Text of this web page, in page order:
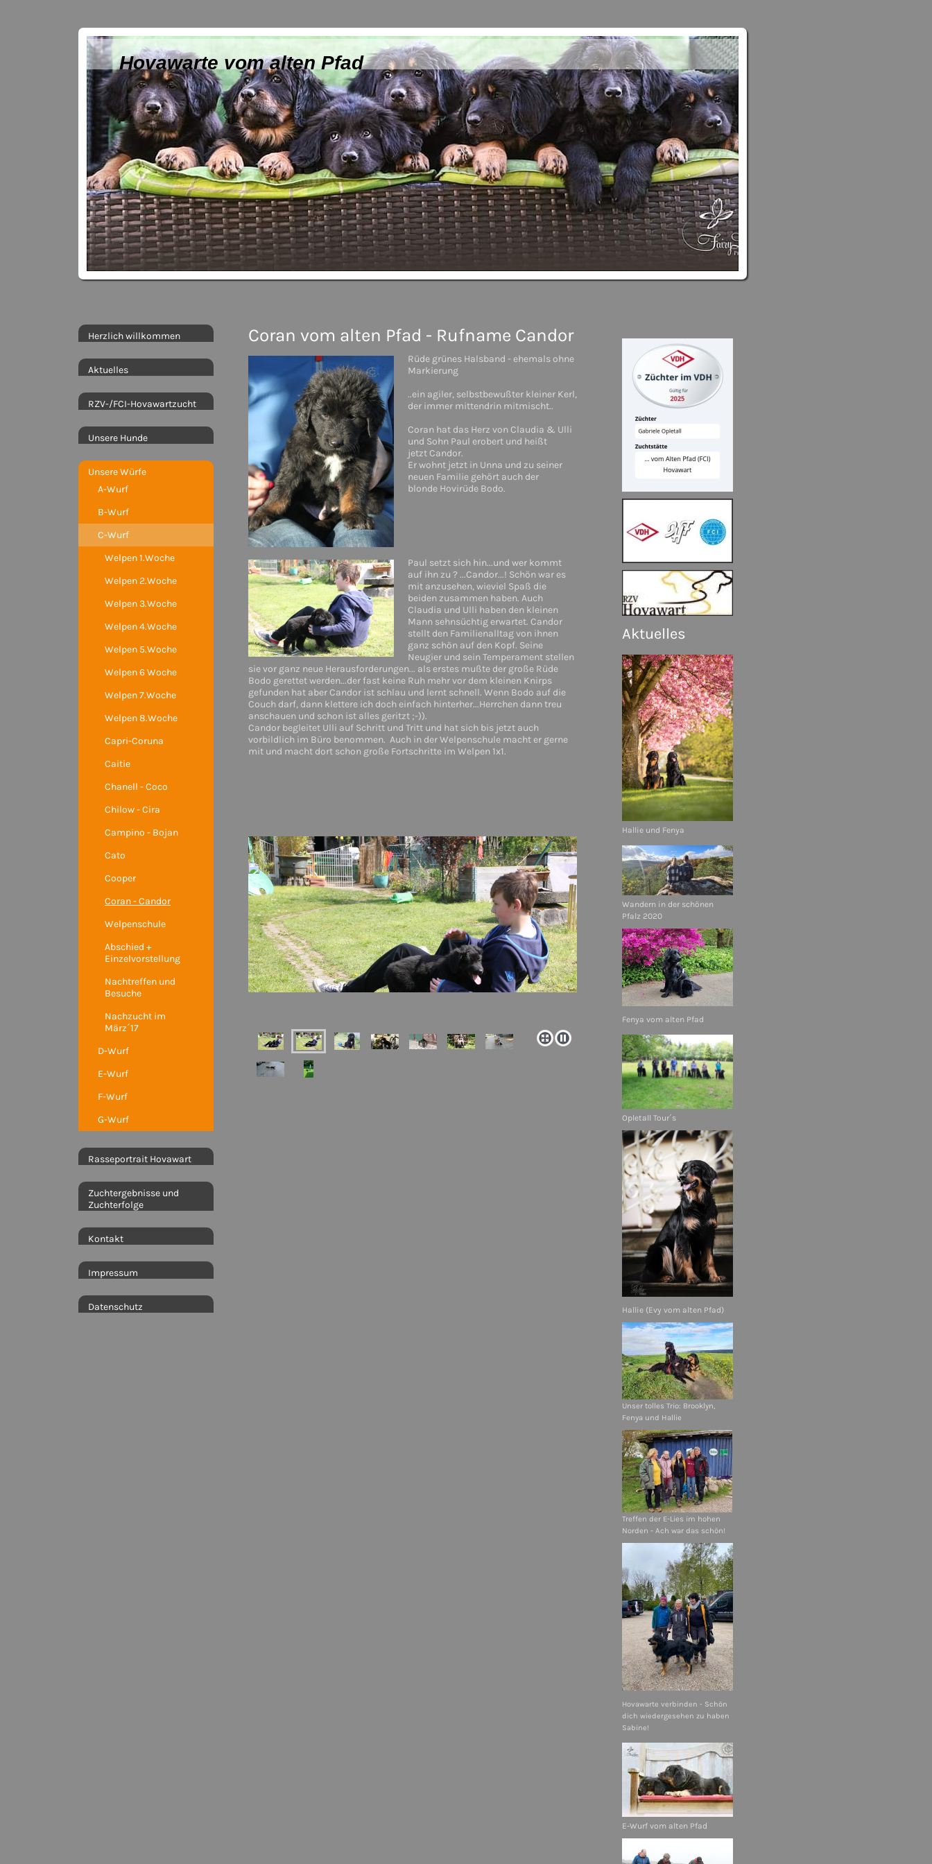
Hovawarte vom alten Pfad
Herzlich willkommen
Aktuelles
RZV-/FCI-Hovawartzucht
Unsere Hunde
Unsere Würfe
A-Wurf
B-Wurf
C-Wurf
Welpen 1.Woche
Welpen 2.Woche
Welpen 3.Woche
Welpen 4.Woche
Welpen 5.Woche
Welpen 6 Woche
Welpen 7.Woche
Welpen 8.Woche
Capri-Coruna
Caitie
Chanell - Coco
Chilow - Cira
Campino - Bojan
Cato
Cooper
Coran - Candor
Welpenschule
Abschied +
Einzelvorstellung
Nachtreffen und
Besuche
Nachzucht im
März´17
D-Wurf
E-Wurf
F-Wurf
G-Wurf
Rasseportrait Hovawart
Zuchtergebnisse und
Zuchterfolge
Kontakt
Impressum
Datenschutz
Coran vom alten Pfad - Rufname Candor
Rüde grünes Halsband - ehemals ohne
Markierung
..ein agiler, selbstbewußter kleiner Kerl,
der immer mittendrin mitmischt..
Coran hat das Herz von Claudia & Ulli
und Sohn Paul erobert und heißt
jetzt Candor.
Er wohnt jetzt in Unna und zu seiner
neuen Familie gehört auch der
blonde Hovirüde Bodo.
Paul setzt sich hin...und wer kommt
auf ihn zu ? ...Candor...! Schön war es
mit anzusehen, wieviel Spaß die
beiden zusammen haben. Auch
Claudia und Ulli haben den kleinen
Mann sehnsüchtig erwartet. Candor
stellt den Familienalltag von ihnen
ganz schön auf den Kopf. Seine
Neugier und sein Temperament stellen
sie vor ganz neue Herausforderungen... als erstes mußte der große Rüde
Bodo gerettet werden...der fast keine Ruh mehr vor dem kleinen Knirps
gefunden hat aber Candor ist schlau und lernt schnell. Wenn Bodo auf die
Couch darf, dann klettere ich doch einfach hinterher...Herrchen dann treu
anschauen und schon ist alles geritzt ;-)).
Candor begleitet Ulli auf Schritt und Tritt und hat sich bis jetzt auch
vorbildlich im Büro benommen. Auch in der Welpenschule macht er gerne
mit und macht dort schon große Fortschritte im Welpen 1x1.
Aktuelles
Hallie und Fenya
Wandern in der schönen
Pfalz 2020
Fenya vom alten Pfad
Opletall Tour´s
Hallie (Evy vom alten Pfad)
Unser tolles Trio: Brooklyn,
Fenya und Hallie
Treffen der E-Lies im hohen
Norden - Ach war das schön!
Hovawarte verbinden - Schön
dich wiedergesehen zu haben
Sabine!
E-Wurf vom alten Pfad